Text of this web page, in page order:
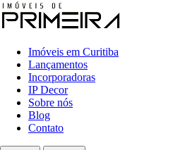
Imóveis em Curitiba
Lançamentos
Incorporadoras
IP Decor
Sobre nós
Blog
Contato